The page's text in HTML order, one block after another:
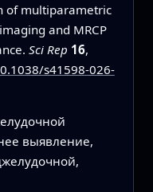
of multiparametric
and MRCP
Sci Rep 16,
s41598-026-
выявление,